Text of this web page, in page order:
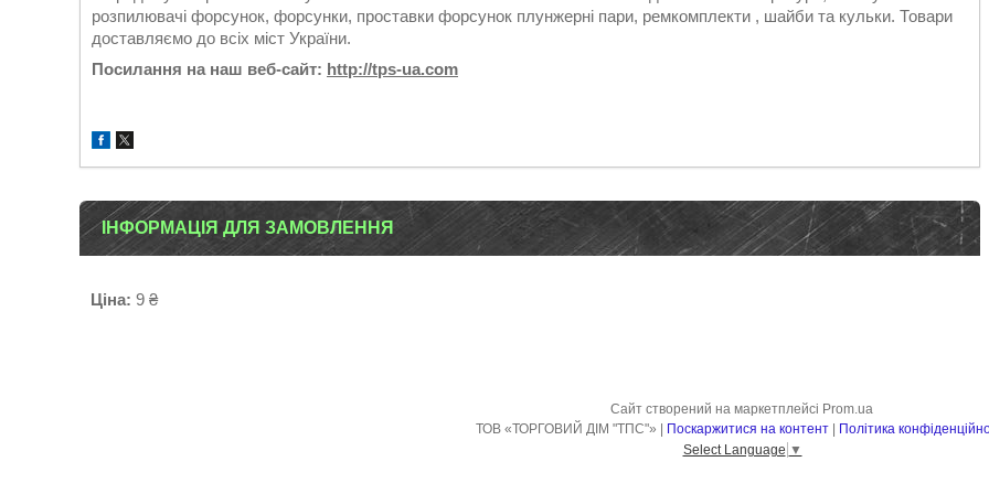
розпилювачі форсунок, форсунки, проставки форсунок плунжерні пари, ремкомплекти , шайби та кульки. Товари
доставляємо до всіх міст України.
Посилання на наш веб-сайт: http://tps-ua.com
ІНФОРМАЦІЯ ДЛЯ ЗАМОВЛЕННЯ
Ціна: 9 ₴
Сайт створений на маркетплейсі Prom.ua
Поскаржитися на контент
Політика
Select Language ▼